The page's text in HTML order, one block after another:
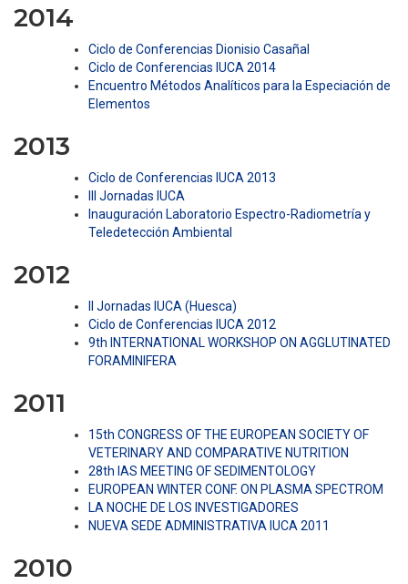
2014
Ciclo de Conferencias Dionisio Casañal
Ciclo de Conferencias IUCA 2014
Encuentro Métodos Analíticos para la Especiación de
Elementos
2013
Ciclo de Conferencias IUCA 2013
III Jornadas IUCA
Inauguración Laboratorio Espectro-Radiometría y
Teledetección Ambiental
2012
II Jornadas IUCA (Huesca)
Ciclo de Conferencias IUCA 2012
9th INTERNATIONAL WORKSHOP ON AGGLUTINATED
FORAMINIFERA
2011
15th CONGRESS OF THE EUROPEAN SOCIETY OF
VETERINARY AND COMPARATIVE NUTRITION
28th IAS MEETING OF SEDIMENTOLOGY
EUROPEAN WINTER CONF. ON PLASMA SPECTROM
LA NOCHE DE LOS INVESTIGADORES
NUEVA SEDE ADMINISTRATIVA IUCA 2011
2010